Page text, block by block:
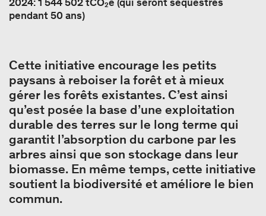
pendant 50 ans)
Cette initiative encourage les petits
paysans à reboiser la forêt et à mieux
gérer les forêts existantes. C’est ainsi
qu’est posée la base d’une exploitation
durable des terres sur le long terme qui
garantit l’absorption du carbone par les
arbres ainsi que son stockage dans leur
biomasse. En même temps, cette initiative
soutient la biodiversité et améliore le bien
commun.